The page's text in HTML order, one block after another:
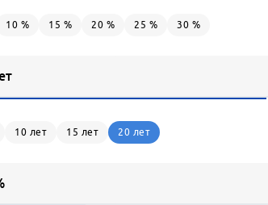
10 % 15 % 20 % 25 % 30 %
10 лет 15 лет 20 лет